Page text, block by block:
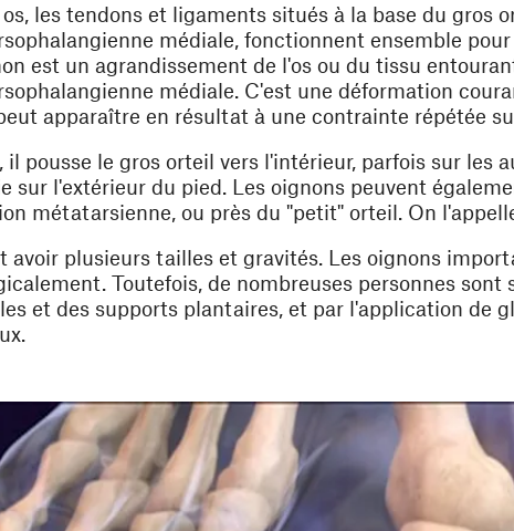
les tendons et ligaments situés à la base du gros
médiale, fonctionnent ensemble
est un agrandissement de l'os ou du tissu
médiale. C'est une déformation
apparaître en résultat à une contrainte répétée
il pousse le gros orteil vers l'intérieur, parfois sur les
sur l'extérieur du pied. Les oignons peuvent
métatarsienne, ou près du "petit" orteil. On
avoir plusieurs tailles et gravités. Les oignons
Toutefois, de nombreuses personnes sont
et des supports plantaires, et par l'application de